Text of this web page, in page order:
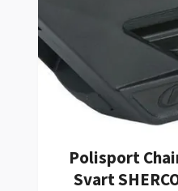
Polisport
Svart